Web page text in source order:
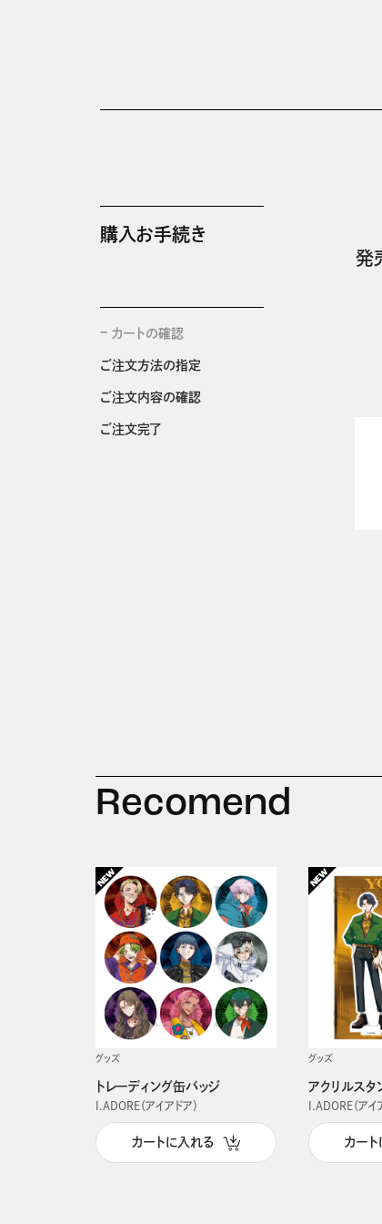
購入お手続き
カートの確認
ご注文方法の指定
ご注文内容の確認
ご注文完了
発
Recomend
グッズ
トレーディング缶バッジ
I.ADORE（アイアドア）
カートに入れる
グッズ
アクリルス
I.ADORE（アイ
カー